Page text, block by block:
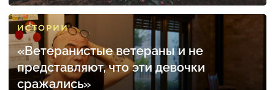
ИСТОРИИ
«Ветеранистые ветераны и не
представляют, что эти девочки
сражались»